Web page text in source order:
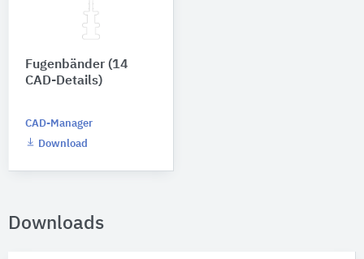
Fugenbänder (14
CAD-Details)
CAD-Manager
Download
Downloads